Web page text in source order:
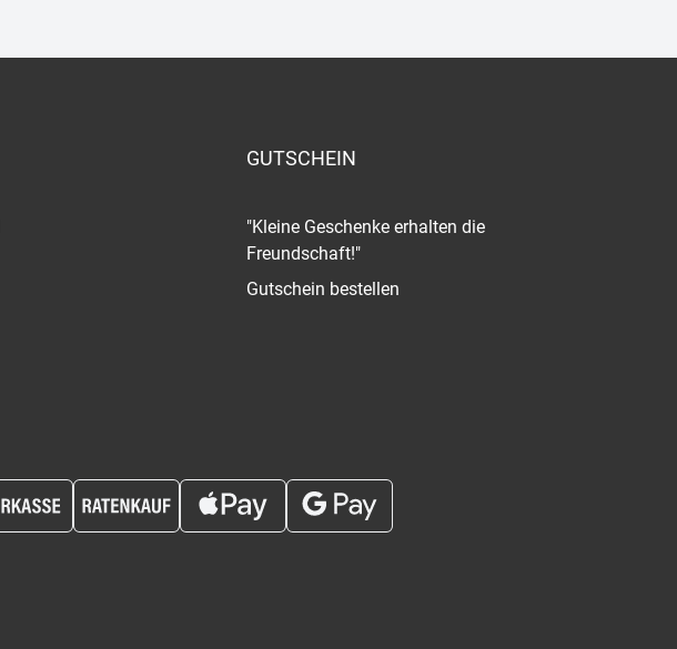
GUTSCHEIN
"Kleine Geschenke erhalten die
Freundschaft!"
Gutschein bestellen